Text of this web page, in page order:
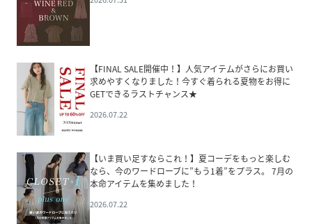
【FINAL SALE開催中！】人気アイテムがさらにお買い
求めやすくなりました！今すぐ着られる夏物をお得に
GETできるラストチャンス★
2026.07.22
【いま買い足すならこれ！】夏コーデをもっと楽しむ
なら、今のワードローブに”もう1着”をプラス。 7月の
本命アイテムを集めました！
2026.07.22